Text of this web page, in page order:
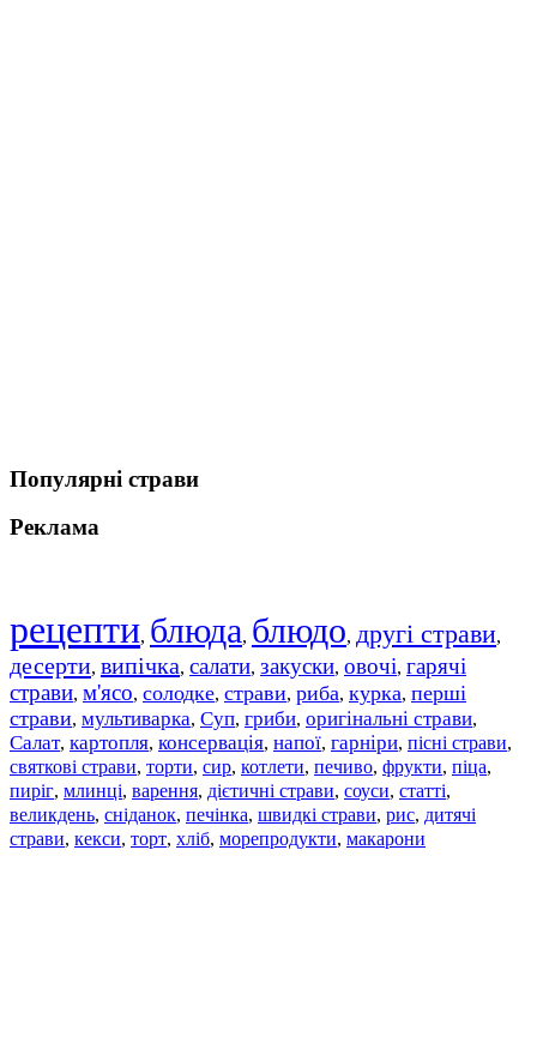
Популярні страви
Реклама
рецепти, блюда, блюдо, другі страви,
десерти, випічка, салати, закуски, овочі, гарячі
страви, м'ясо, солодке, страви, риба, курка, перші
страви, мультиварка, Суп, гриби, оригінальні страви,
Салат, картопля, консервація, напої, гарніри, пісні страви,
святкові страви, торти, сир, котлети, печиво, фрукти, піца,
пиріг, млинці, варення, дієтичні страви, соуси, статті,
великдень, сніданок, печінка, швидкі страви, рис, дитячі
страви, кекси, торт, хліб, морепродукти, макарони